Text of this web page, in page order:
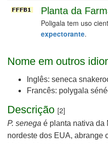
Planta da
Poligala tem uso
expectorante.
Nome em outros
Inglês: seneca
Francês: polygala
Descrição [2]
P. senega é planta nativa da
nordeste dos EUA, abrange